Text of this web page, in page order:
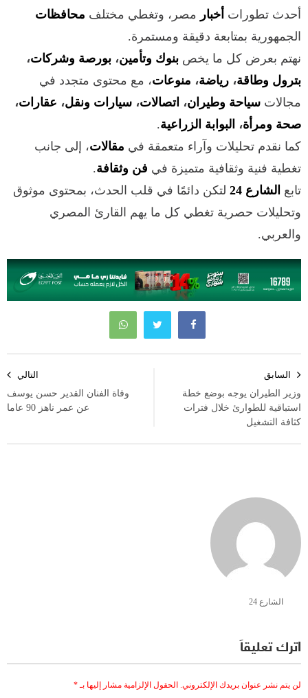
أحدث تطورات أخبار مصر، وتغطي مختلف محافظات
الجمهورية بمتابعة دقيقة ومستمرة.
نهتم بعرض كل ما يخص بنوك وتأمين، بورصة وشركات،
بترول وطاقة، رياضة، منوعات، مع محتوى متجدد في
مجالات سياحة وطيران، اتصالات، سيارات ونقل، عقارات،
صحة ومرأة، البوابة الزراعية.
كما نقدم تحليلات وآراء متعمقة في مقالات، إلى جانب
تغطية فنية وثقافية متميزة في فن وثقافة.
تابع الشارع 24
لتكن دائمًا في قلب الحدث، بمحتوى موثوق
وتحليلات حصرية تغطي كل ما يهم القارئ المصري
والعربي.
المقالات
السابق
وزير الطيران يوجه بوضع خطة
استباقية للطوارئ خلال فترات
كثافة التشغيل
التالي
وفاة الفنان القدير حسن يوسف
عن عمر ناهز 90 عاما
الشارع 24
اترك تعليقاً
لن يتم نشر عنوان بريدك الإلكتروني. الحقول الإلزامية مشار إليها بـ*